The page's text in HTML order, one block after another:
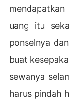
uang itu
ponselnya
buat
sewanya
harus pindah